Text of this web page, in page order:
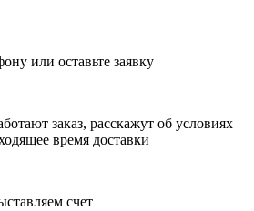
или оставьте заявку
заказ, расскажут об условиях
время доставки
счет